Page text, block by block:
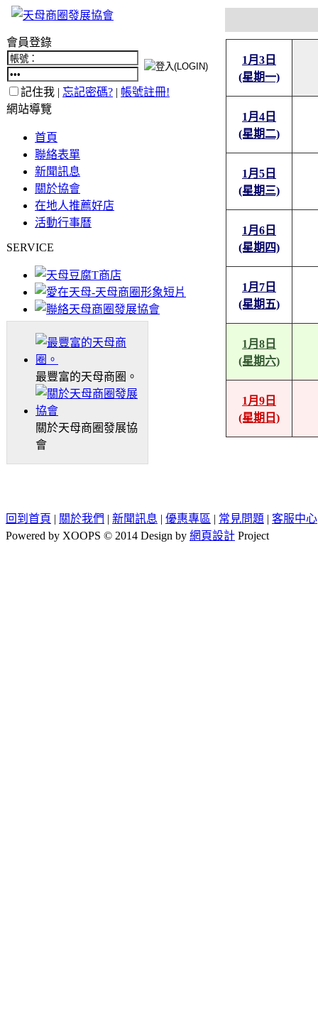
會員登錄
記住我 | 忘記密碼? | 帳號註冊!
網站導覽
首頁
聯絡表單
新聞訊息
關於協會
在地人推薦好店
活動行事曆
SERVICE
最豐富的天母商圈。
關於天母商圈發展協
會
1月3日
(星期一)
1月4日
(星期二)
1月5日
(星期三)
1月6日
(星期四)
1月7日
(星期五)
1月8日
(星期六)
1月9日
(星期日)
回到首頁 | 關於我們 | 新聞訊息 | 優惠專區 | 常見問題 | 客服中心
Powered by XOOPS © 2014 Design by 網頁設計 Project